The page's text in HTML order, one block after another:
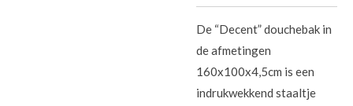
De “Decent” douchebak in
de afmetingen
160x100x4,5cm is een
indrukwekkend staaltje